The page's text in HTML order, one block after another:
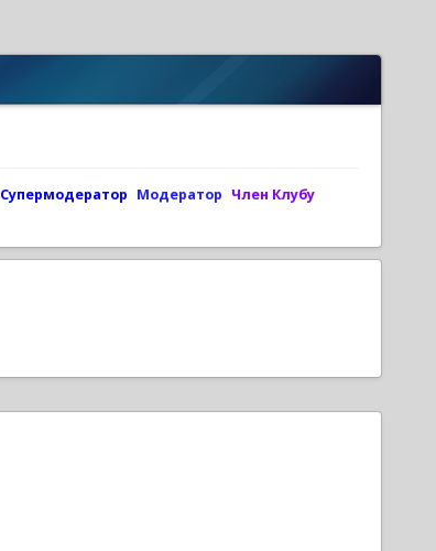
Супермодератор Модератор Член Клубу